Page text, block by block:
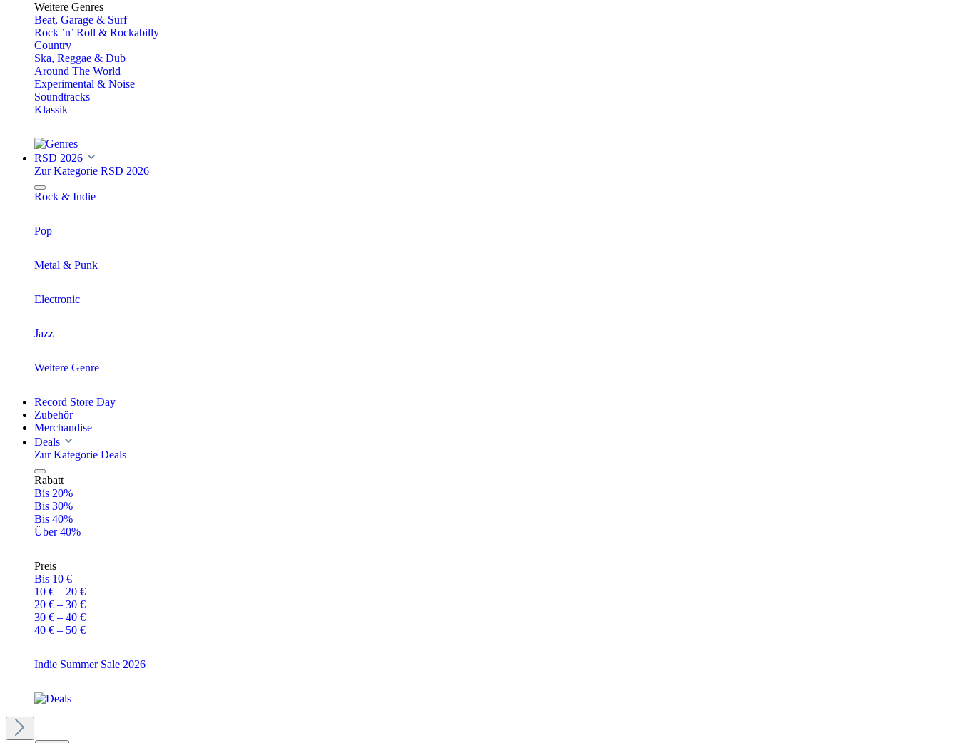
Weitere Genres
Beat, Garage & Surf
Rock ’n’ Roll & Rockabilly
Country
Ska, Reggae & Dub
Around The World
Experimental & Noise
Soundtracks
Klassik
RSD 2026
Zur Kategorie RSD 2026
Rock & Indie
Pop
Metal & Punk
Electronic
Jazz
Weitere Genre
Record Store Day
Zubehör
Merchandise
Deals
Zur Kategorie Deals
Rabatt
Bis 20%
Bis 30%
Bis 40%
Über 40%
Preis
Bis 10 €
10 € – 20 €
20 € – 30 €
30 € – 40 €
40 € – 50 €
Indie Summer Sale 2026